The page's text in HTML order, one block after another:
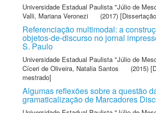
Universidade Estadual Paulista "Júlio de
Valli, Mariana Veronezi
(2017)
Referenciação multimodal: a
objetos-de-discurso no jornal
S. Paulo
Universidade Estadual Paulista "Júlio de
Cíceri de Oliveira, Natalia Santos
(2015)
mestrado]
Algumas reflexões sobre a questão
gramaticalização de Marcadores